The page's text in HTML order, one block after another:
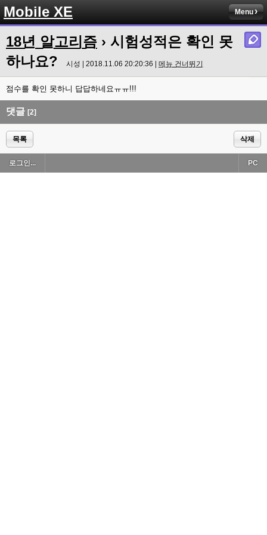
Mobile XE Menu
18년 알고리즘 › 시험성적은 확인 못
하나요?
시성 | 2018.11.06 20:20:36 | 메뉴 건너뛰기
점수를 확인 못하니 답답하네요ㅠㅠ!!!
댓글 [2]
목록 삭제
로그인... PC